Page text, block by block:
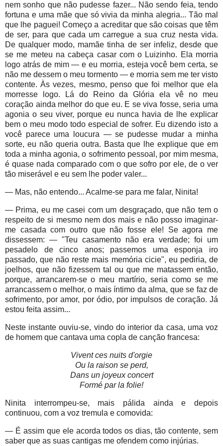
nem sonho que não pudesse fazer... Não sendo feia, tendo
fortuna e uma mãe que só vivia da minha alegria... Tão mal
que lhe paguei! Começo a acreditar que são coisas que têm
de ser, para que cada um carregue a sua cruz nesta vida.
De qualquer modo, mamãe tinha de ser infeliz, desde que
se me meteu na cabeça casar com o Luizinho. Ela morria
logo atrás de mim — e eu morria, esteja você bem certa, se
não me dessem o meu tormento — e morria sem me ter visto
contente. Às vezes, mesmo, penso que foi melhor que ela
morresse logo. Lá do Reino da Glória ela vê no meu
coração ainda melhor do que eu. E se viva fosse, seria uma
agonia o seu viver, porque eu nunca havia de lhe explicar
bem o meu modo todo especial de sofrer. Eu dizendo isto a
você parece uma loucura — se pudesse mudar a minha
sorte, eu não queria outra. Basta que lhe explique que em
toda a minha agonia, o sofrimento pessoal, por mim mesma,
é quase nada comparado com o que sofro por ele, de o ver
tão miserável e eu sem lhe poder valer...
— Mas, não entendo... Acalme-se para me falar, Ninita!
— Prima, eu me casei com um desgraçado, que não tem o
respeito de si mesmo nem dos mais e não posso imaginar-
me casada com outro que não fosse ele! Se agora me
dissessem: — "Teu casamento não era verdade; foi um
pesadelo de cinco anos; passemos uma esponja iro
passado, que não reste mais memória cicie", eu pediria, de
joelhos, que não fizessem tal ou que me matassem então,
porque, arrancarem-se o meu martírio, seria como se me
arrancassem o melhor, o mais íntimo da alma, que se faz de
sofrimento, por amor, por ódio, por impulsos de coração. Já
estou feita assim...
Neste instante ouviu-se, vindo do interior da casa, uma voz
de homem que cantava uma copla de canção francesa:
Vivent ces nuits d'orgie
Ou la raison se perd,
Dans un joyeux concert
Formé par la folie!
Ninita interrompeu-se, mais pálida ainda e depois
continuou, com a voz tremula e comovida:
— É assim que ele acorda todos os dias, tão contente, sem
saber que as suas cantigas me ofendem como injúrias.